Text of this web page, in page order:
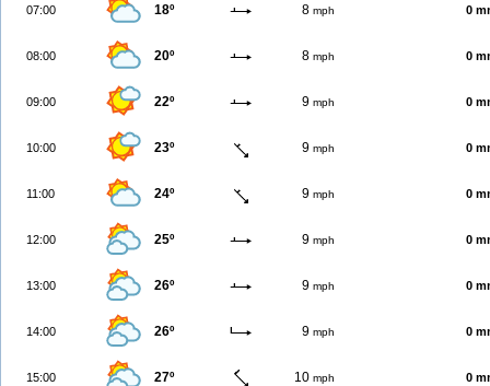
07:00 18º 8 mph 0
08:00 20º 8 mph 0
09:00 22º 9 mph 0
10:00 23º 9 mph 0
11:00 24º 9 mph 0
12:00 25º 9 mph 0
13:00 26º 9 mph 0
14:00 26º 9 mph 0
15:00 27º 10 mph 0